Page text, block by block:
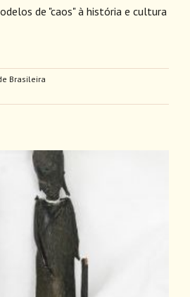
de "caos" à história e cultura
Brasileira